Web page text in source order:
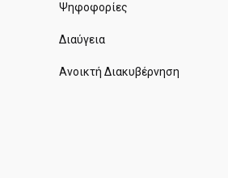
Ψηφοφορίες
Διαύγεια
Ανοικτή Διακυβέρνηση